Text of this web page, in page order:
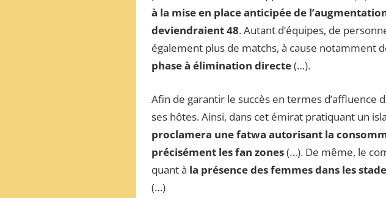
à la mise en place anticipée de
deviendraient 48. Autant d’équipes, de
également plus de matchs, à cause notamment
phase à élimination directe(…).
Afin de garantir le succès en termes d’affluence
ses hôtes. Ainsi, dans cet émirat pratiquant un
proclamera une fatwa autorisant la
précisément les fan zones(…). De même, le
quant à la présence des femmes dans les
(…)